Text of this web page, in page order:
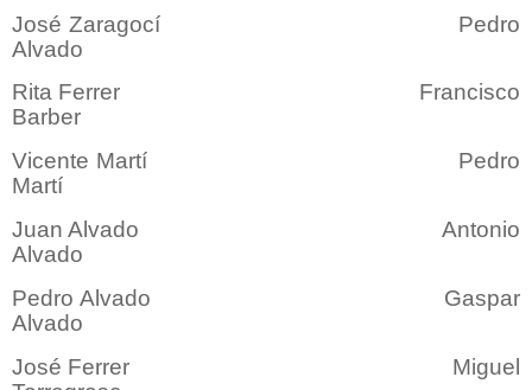
José Zaragocí Pedro
Alvado
Rita Ferrer Francisco
Barber
Vicente Martí Pedro
Martí
Juan Alvado Antonio
Alvado
Pedro Alvado Gaspar
Alvado
José Ferrer Miguel